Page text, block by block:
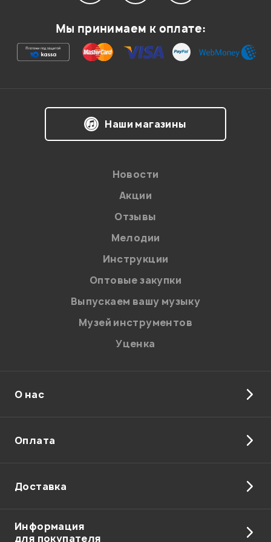
Ваша оценка:
на обработку персональных данных в
Политикой в отношении обработки
персональных данных.
Введите проверочное число:
Отправить
Мы принимаем к оплате:
Наши магазины
Новости
Акции
Отзывы
Мелодии
Инструкции
Оптовые закупки
Выпускаем вашу музыку
Музей инструментов
Уценка
О нас
Оплата
Доставка
Информация
для покупателя